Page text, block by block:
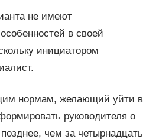
не имеют
в своей
инициатором
нормам, желающий уйти в
руководителя о
чем за четырнадцать